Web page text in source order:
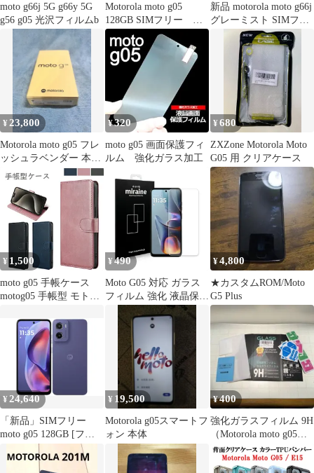
moto g66j 5G g66y 5G
g56 g05 光沢フィルムb
Motorola moto g05
128GB SIMフリー 画
面割れあり
新品 motorola moto g66j
グレーミスト SIMフリ
¥ 23,800
Motorola moto g05 フレ
ッシュラベンダー 本体
完全フリー支払済
¥320
moto g05 画面保護フィ
ルム 強化ガラス加工
¥680
ZXZone Motorola Moto
G05 用 クリアケース
¥ 1,500
moto g05 手帳ケース
motog05 手帳型 モト
ローラ 手帳タイプ ケー
ス カバー PUレザー カ
ードポケット カード収
納 サイドポケット スタ
ンド機能 マグネット開
閉
¥ 490
Moto G05 対応 ガラス
フィルム 強化 液晶保護
飛散防止 硬度9H ラウ
ンドエッジ 0.3mm
¥4,800
★カスタムROM/Moto
G5 Plus
¥24,640
「新品」SIMフリー
moto g05 128GB [フレ
ッシュラベンダー]
XT2523-5 本体
¥ 19,500
Motorola g05スマートフ
ォン 本体
¥400
強化ガラスフィルム 9H
（Motorola moto g05
用）